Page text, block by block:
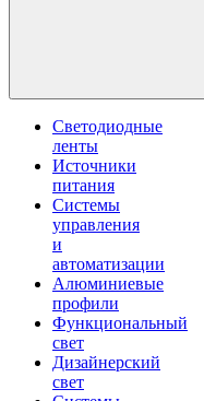
Светодиодные
ленты
Источники
питания
Системы
управления
и
автоматизации
Алюминиевые
профили
Функциональный
свет
Дизайнерский
свет